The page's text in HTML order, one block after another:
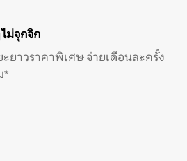
ม่จุกจิก
ยาวราคาพิเศษ จ่ายเดือนละครั้ง
*